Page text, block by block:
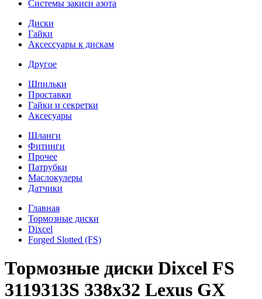
Системы закиси азота
Диски
Гайки
Аксессуары к дискам
Другое
Шпильки
Проставки
Гайки и секретки
Аксесуары
Шланги
Фитинги
Прочее
Патрубки
Маслокулеры
Датчики
Главная
Тормозные диски
Dixcel
Forged Slotted (FS)
Тормозные диски Dixcel FS
3119313S 338x32 Lexus GX